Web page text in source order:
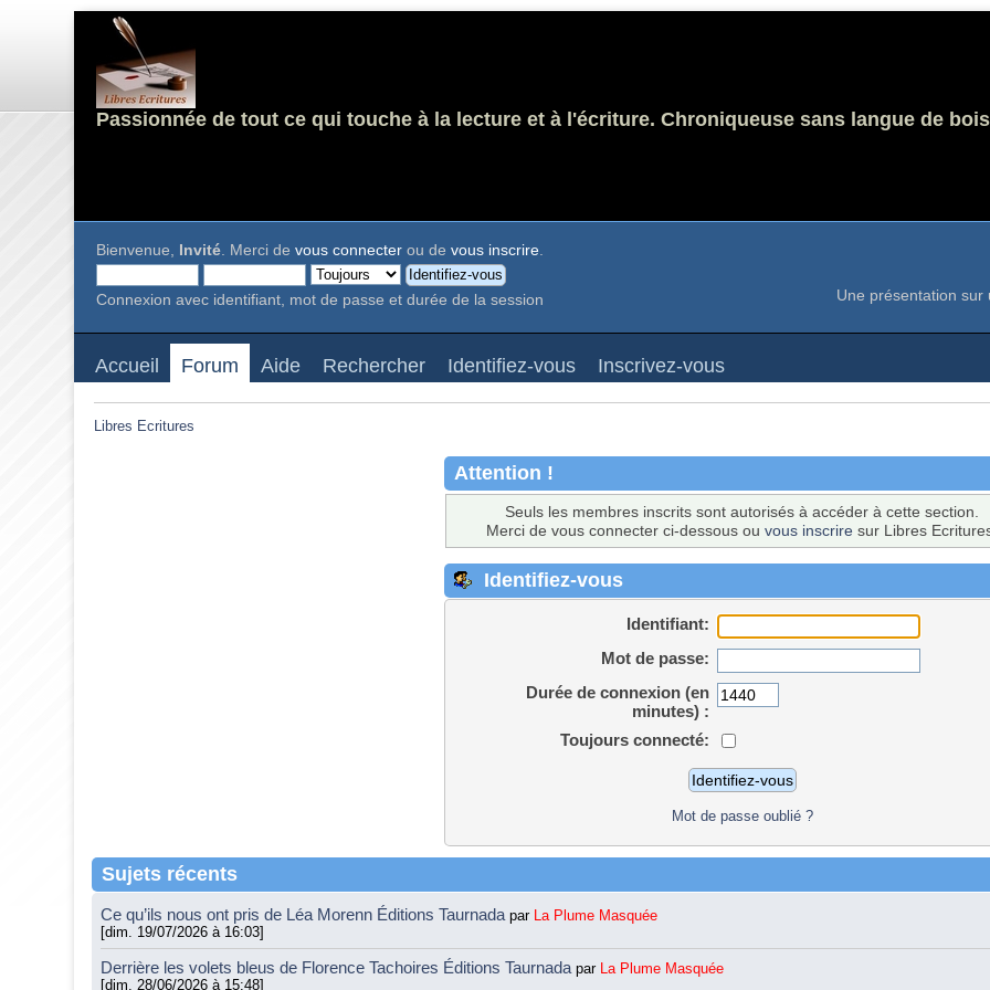
Passionnée de tout ce qui touche à la lecture et à l'écriture. Chroniqueuse sans langue de
Bienvenue, Invité. Merci devous connecter ou devous inscrire.
Connexion avec identifiant, mot de passe et durée de la session Une présentation
Accueil Forum Aide Rechercher Identifiez-vous Inscrivez-vous
Libres Ecritures
Attention !
Seuls les membres inscrits sont autorisés à accéder à cette section.
Merci de vous connecter ci-dessous ouvous inscrire sur Libres
Identifiez-vous
Identifiant:
Mot de passe:
Durée de connexion (en
minutes) :
Toujours connecté:
Mot de passe oublié ?
Sujets récents
Ce qu’ils nous ont pris de Léa Morenn Éditions Taurnada par La Plume Masquée
[dim. 19/07/2026 à 16:03]
Derrière les volets bleus de Florence Tachoires Éditions Taurnada par La Plume Masquée
[dim. 28/06/2026 à 15:48]